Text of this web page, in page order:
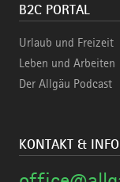
B2C PORTAL
Urlaub und Freizeit
Leben und Arbeiten
Der Allgäu Podcast
KONTAKT &